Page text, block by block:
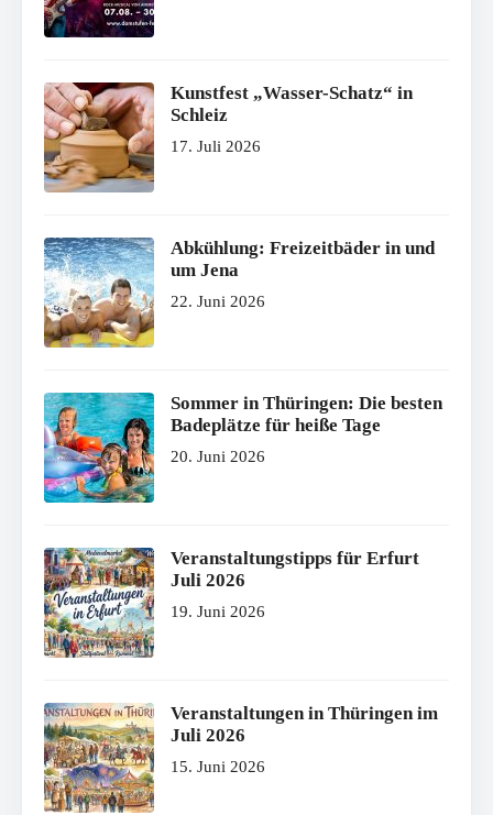
Kunstfest „Wasser-Schatz“ in
Schleiz
17. Juli 2026
Abkühlung: Freizeitbäder in und
um Jena
22. Juni 2026
Sommer in Thüringen: Die besten
Badeplätze für heiße Tage
20. Juni 2026
Veranstaltungstipps für Erfurt
Juli 2026
19. Juni 2026
Veranstaltungen in Thüringen im
Juli 2026
15. Juni 2026